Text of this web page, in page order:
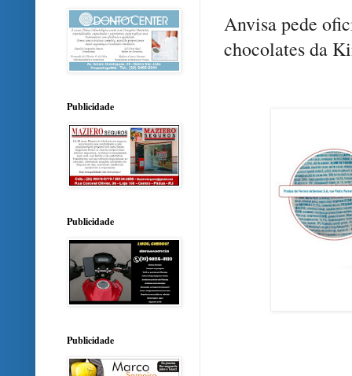
Anvisa pede
chocolates da
Publicidade
Publicidade
Publicidade